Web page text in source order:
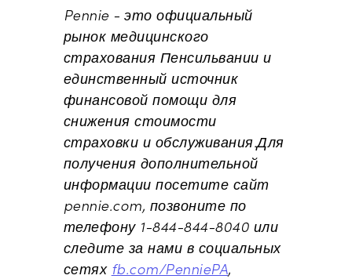
Pennie - это официальный
рынок медицинского
страхования Пенсильвании и
единственный источник
финансовой помощи для
снижения стоимости
страховки и обслуживания.Для
получения дополнительной
информации посетите сайт
pennie.com, позвоните по
телефону 1-844-844-8040 или
следите за нами в социальных
сетях fb.com/PenniePA,